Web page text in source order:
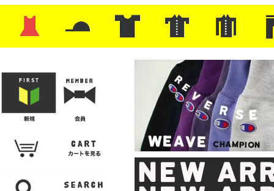
・レザーシューズ/スニーカー
・プリントTシャツ
・バンド/ツアー
・キャラクター
・Nike/adidas/スポーツ
・チャンピオン
・サーフ/スケート
・ボーダー/総柄/無地
・フットボール/リンガー
・タンクトップ/NBA・ポロシャツ
・半袖シャツ
・アロハ/サーフ/ボーリング
・ラルフ/ブランド
・無地/チェック/ストラ
・ワーク/ミリタリー/ウ
・ネル/ウール ・ショ
・アウ
・ジー
・
・ミリ
・コー
・コッ
・オー
・ジャ
ン